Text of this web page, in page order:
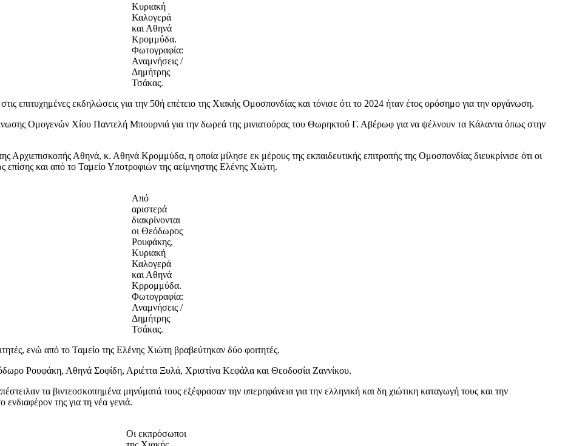
Κυριακή
Καλογερά
και Αθηνά
Κρομμύδα.
Φωτογραφία:
Αναμνήσεις /
Δημήτρης
Τσάκας.
επιτυχημένες εκδηλώσεις για την 50ή επέτειο της Χιακής Ομοσπονδίας και τόνισε ότι το 2024 ήταν έτος ορόσημο για την οργάνωση.
Ομογενών Χίου Παντελή Μπουρνιά για την δωρεά της μινιατούρας του Θωρηκτού Γ. Αβέρωφ για να ψέλνουν τα Κάλαντα όπως στην
Αθηνά, κ. Αθηνά Κρομμύδα, η οποία μίλησε εκ μέρους της εκπαιδευτικής επιτροπής της Ομοσπονδίας διευκρίνισε ότι οι
και από το Ταμείο Υποτροφιών της αείμνηστης Ελένης Χιώτη.
Από
αριστερά
διακρίνονται
οι Θεόδωρος
Ρουφάκης,
Κυριακή
Καλογερά
και Αθηνά
Κρρομμύδα.
Φωτογραφία:
Αναμνήσεις /
Δημήτρης
Τσάκας.
ενώ από το Ταμείο της Ελένης Χιώτη βραβεύτηκαν δύο φοιτητές.
Ρουφάκη, Αθηνά Σοφίδη, Αριέττα Ξυλά, Χριστίνα Κεφάλα και Θεοδοσία Ζαννίκου.
τα βιντεοσκοπημένα μηνύματά τους εξέφρασαν την υπερηφάνεια για την ελληνική και δη χιώτικη καταγωγή τους και την
της για τη νέα γενιά.
Οι εκπρόσωποι